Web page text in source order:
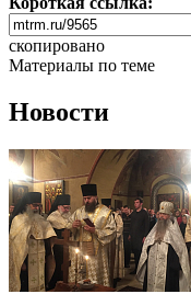
скопировано
Материалы по теме
Новости